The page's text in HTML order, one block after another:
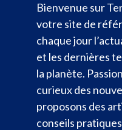
Bienvenue sur
votre site de
chaque jour
et les dernières
la planète.
curieux des
proposons des
conseils